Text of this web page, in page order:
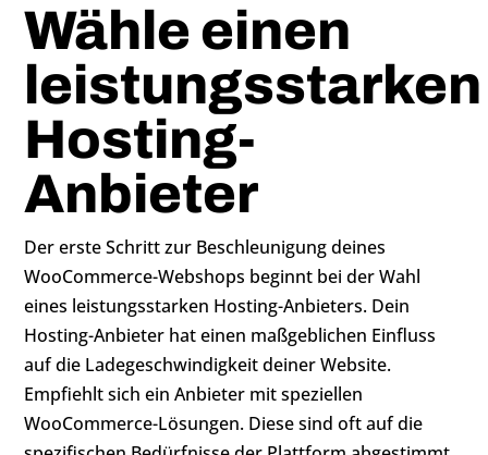
Wähle einen
leistungsstarken
Hosting-
Anbieter
Der erste Schritt zur Beschleunigung deines
WooCommerce-Webshops beginnt bei der Wahl
eines leistungsstarken Hosting-Anbieters. Dein
Hosting-Anbieter hat einen maßgeblichen Einfluss
auf die Ladegeschwindigkeit deiner Website.
Empfiehlt sich ein Anbieter mit speziellen
WooCommerce-Lösungen. Diese sind oft auf die